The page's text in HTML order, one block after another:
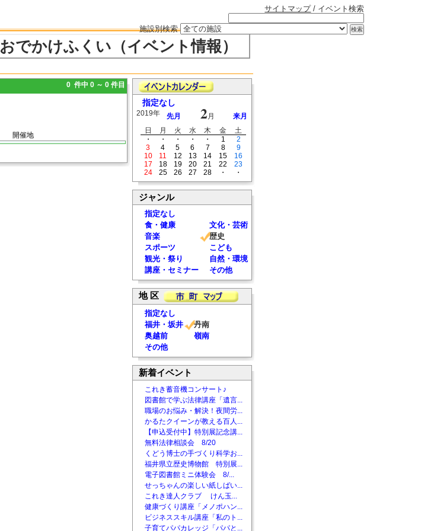
サイトマップ/ イベント検索
施設別検索
おでかけふくい（イベント情報）
0 件中 0 ～ 0 件目
開催地
指定なし
2019年 先月 2月
来月
日
月 火 水 木 金
土
・
・ ・ ・ ・ 1
2
3
4 5 6 7 8
9
10
11 12 13 14 15
16
17
18 19 20 21 22
23
24
25 26 27 28 ・ ・
ジャンル
指定なし
食・健康
文化・芸術
音楽
歴史
スポーツ
こども
観光・祭り
自然・環境
講座・セミナー
その他
地 区
指定なし
福井・坂井
丹南
奥越前
嶺南
その他
新着イベント
これき蓄音機コンサート♪
図書館で学ぶ法律講座「遺言...
職場のお悩み・解決！夜間労...
かるたクイーンが教える百人...
【申込受付中】特別展記念講...
無料法律相談会 8/20
くどう博士の手づくり科学お...
福井県立歴史博物館 特別展...
電子図書館ミニ体験会 8/...
せっちゃんの楽しい紙しばい...
これき達人クラブ けん玉...
健康づくり講座「メノポハン...
ビジネススキル講座「私のト...
子育てパパカレッジ「パパと...